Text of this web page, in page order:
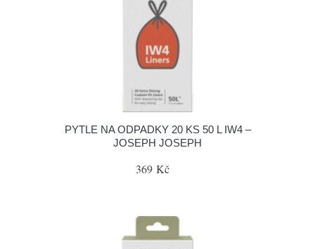
PYTLE NA ODPADKY 20 KS 50 L IW4 –
JOSEPH JOSEPH
369 Kč